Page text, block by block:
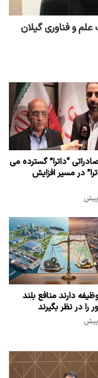
و فناوری گیلان
“داترا” گسترده می
در مسیر افزایش
دارند منافع بلند
در نظر بگیرند